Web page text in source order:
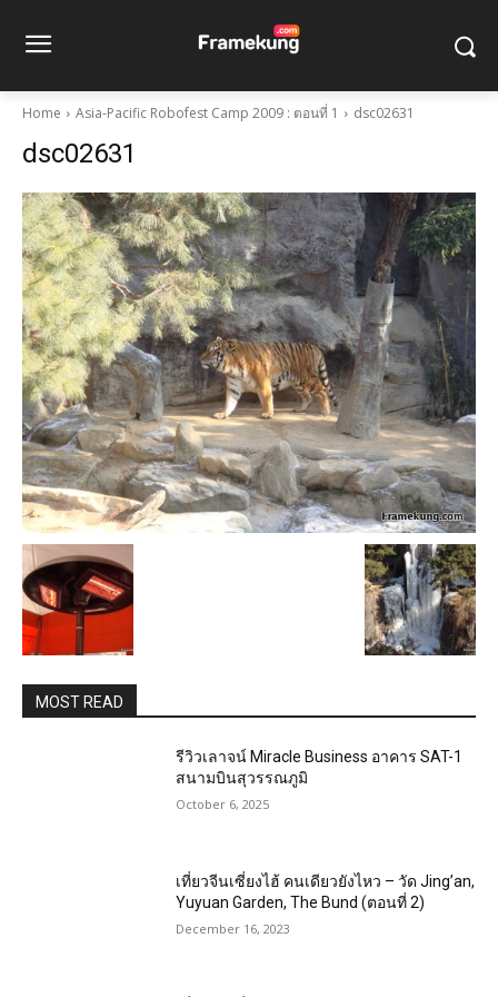
Home Asia-Pacific Robofest Camp 2009 : ตอนที่ 1 dsc02631
dsc02631
MOST READ
รีวิวเลาจน์ Miracle Business อาคาร SAT-1
สนามบินสุวรรณภูมิ
October 6, 2025
เที่ยวจีนเซี่ยงไฮ้ คนเดียวยังไหว – วัด Jing’an,
Yuyuan Garden, The Bund (ตอนที่ 2)
December 16, 2023